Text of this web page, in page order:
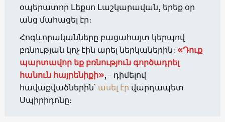
օպերատոր Լեքսո Լաշկարավան, երեք օր
անց մահացել էր։
Հոգևորականները բացահայտ կերպով
բռնության կոչ էին արել ներկաներին։ «Դուք
պարտավոր եք բռնություն գործադրել
հանուն հայրենիքի»,- դիմելով
հավաքվածներին՝ ասել էր վարդապետ
Սպիրիդոնը։